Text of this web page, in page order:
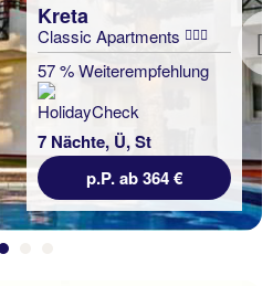
Kreta
Classic Apartments
57 % Weiterempfehlung
7 Nächte, Ü, St
p.P. ab 364 €